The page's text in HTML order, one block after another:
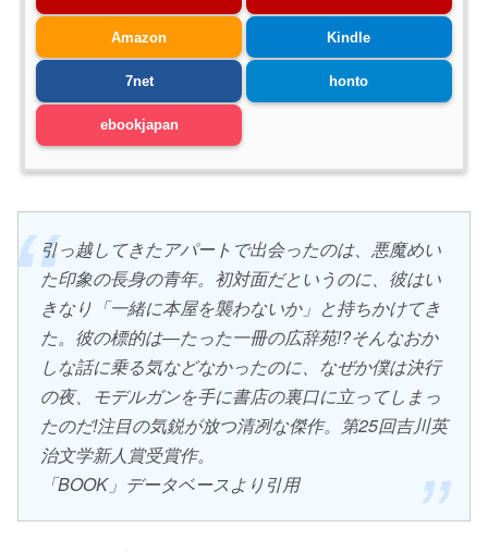
Amazon Kindle
7net honto
ebookjapan
引っ越してきたアパートで出会ったのは、悪魔めい
た印象の長身の青年。初対面だというのに、彼はい
きなり「一緒に本屋を襲わないか」と持ちかけてき
た。彼の標的は―たった一冊の広辞苑!?そんなおか
しな話に乗る気などなかったのに、なぜか僕は決行
の夜、モデルガンを手に書店の裏口に立ってしまっ
たのだ!注目の気鋭が放つ清冽な傑作。第25回吉川英
治文学新人賞受賞作。
「BOOK」データベースより引用